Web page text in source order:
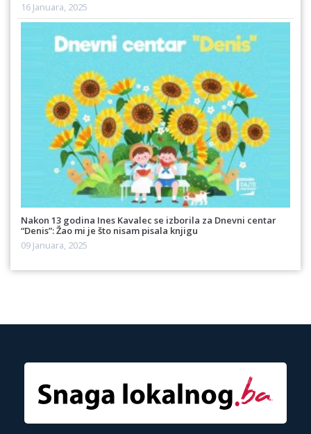
16 Januara, 2025
Nakon 13 godina Ines Kavalec se izborila za Dnevni centar
“Denis”: Žao mi je što nisam pisala knjigu
09 Januara, 2025